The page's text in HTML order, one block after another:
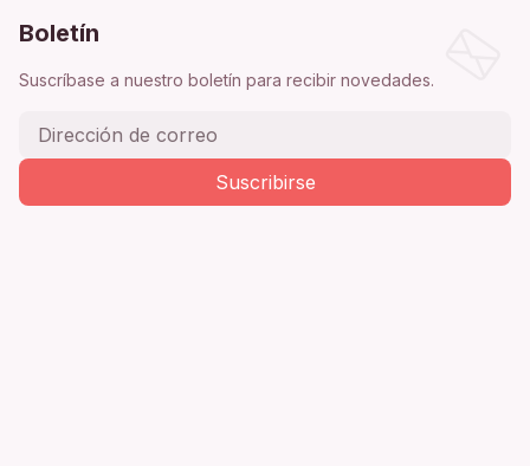
Boletín
Suscríbase a nuestro boletín para recibir novedades.